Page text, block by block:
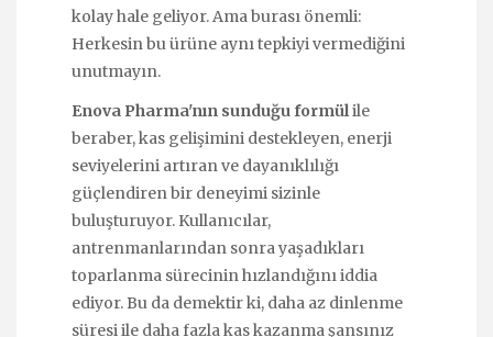
kolay hale geliyor. Ama burası önemli:
Herkesin bu ürüne aynı tepkiyi vermediğini
unutmayın.
Enova Pharma'nın sunduğu formülile
beraber, kas gelişimini destekleyen, enerji
seviyelerini artıran ve dayanıklılığı
güçlendiren bir deneyimi sizinle
buluşturuyor. Kullanıcılar,
antrenmanlarından sonra yaşadıkları
toparlanma sürecinin hızlandığını iddia
ediyor. Bu da demektir ki, daha az dinlenme
süresi ile daha fazla kas kazanma şansınız